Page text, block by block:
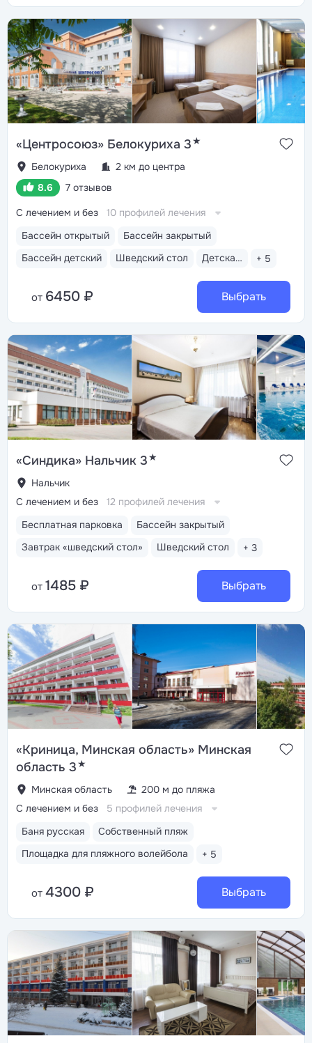
«Центросоюз» Белокуриха 3★
Белокуриха
2 км до центра
8.6
7 отзывов
Бассейн открытый
Бассейн закрытый
Бассейн детский
Шведский стол Детская анимация + 5
С лечением и без 10 профилей лечения
от 6450 ₽ Выбрать
«Синдика» Нальчик 3★
Нальчик
Бесплатная парковка
Бассейн закрытый
Завтрак «шведский стол»
Шведский стол + 3
С лечением и без 12 профилей лечения
от 1485 ₽ Выбрать
«Криница, Минская область» Минская
область 3★
Минская область 200 м до пляжа
Баня русская
Собственный пляж
Площадка для пляжного волейбола
+ 5
С лечением и без 5 профилей лечения
от 4300 ₽ Выбрать